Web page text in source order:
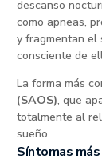
descanso
como apneas,
y fragmentan el
consciente de
La forma más
(SAOS), que
totalmente al
sueño.
Síntomas